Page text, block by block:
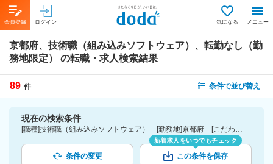
会員登録 ログイン 気になる メニュー
京都府、技術職（組み込みソフトウェア）、転勤なし（勤
務地限定）
の転職・求人検索結果
89 件 条件で並び替え
現在の検索条件
[職種]技術職（組み込みソフトウェア） [勤務地]京都府 [こだわり条件ピックアップ]転勤なし（勤務地限定） [詳細条件](募集・採用情報)転勤なし（勤務地限定）
条件の変更
新着求人をいつでもチェック
この条件を保存